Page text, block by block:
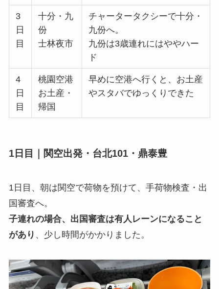
3
日
目
十分・九
份
士林夜市
チャータータクシーで十分・
九份へ。
九份は3歳連れにはややハー
ド
4
日
目
桃園空港
お土産・
帰国
早めに空港へ行くと、お土産
やスタバでゆっくりできた
1日目｜関空出発・台北101・鼎泰豊
1日目、朝は関空で荷物を預けて、手荷物検査・出
国審査へ。
子連れの場合、出国審査は有人レーンになること
があり 、少し時間がかかりました。